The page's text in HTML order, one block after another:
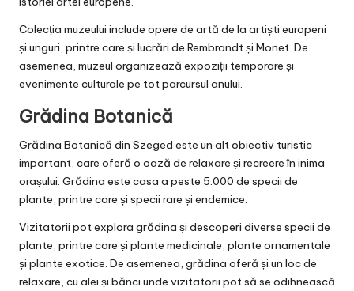
Colecția muzeului include opere de artă de la artiști europeni
și unguri, printre care și lucrări de Rembrandt și Monet. De
asemenea, muzeul organizează expoziții temporare și
evenimente culturale pe tot parcursul anului.
Grădina Botanică
Grădina Botanică din Szeged este un alt obiectiv turistic
important, care oferă o oază de relaxare și recreere în inima
orașului. Grădina este casa a peste 5.000 de specii de
plante, printre care și specii rare și endemice.
Vizitatorii pot explora grădina și descoperi diverse specii de
plante, printre care și plante medicinale, plante ornamentale
și plante exotice. De asemenea, grădina oferă și un loc de
relaxare, cu alei și bănci unde vizitatorii pot să se odihnească